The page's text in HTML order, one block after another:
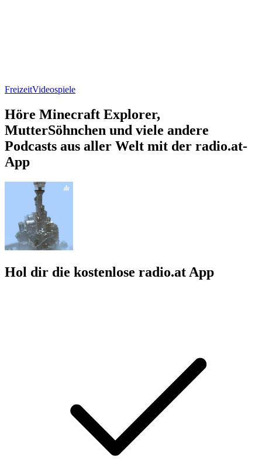
FreizeitVideospiele
Höre Minecraft Explorer,
MutterSöhnchen und viele andere
Podcasts aus aller Welt mit der radio.at-
App
Hol dir die kostenlose radio.at App